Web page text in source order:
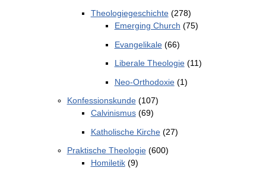
Theologiegeschichte(278)
Emerging Church (75)
Evangelikale(66)
Liberale Theologie(11)
Neo-Orthodoxie(1)
Konfessionskunde(107)
Calvinismus(69)
Katholische Kirche(27)
Praktische Theologie(600)
Homiletik(9)